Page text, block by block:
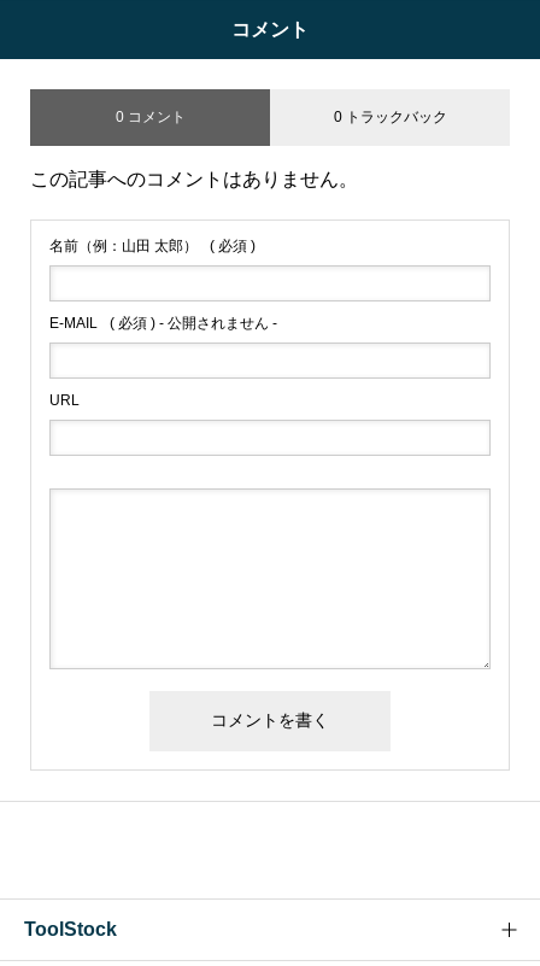
コメント
0 コメント 0 トラックバック
この記事へのコメントはありません。
名前（例：山田 太郎） ( 必須 )
E-MAIL ( 必須 ) - 公開されません -
URL
ToolStock